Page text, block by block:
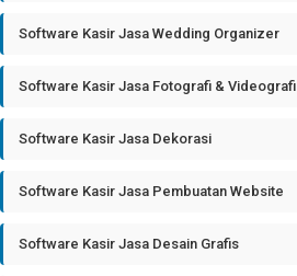
Software Kasir Jasa Wedding Organizer
Software Kasir Jasa Fotografi & Videografi
Software Kasir Jasa Dekorasi
Software Kasir Jasa Pembuatan Website
Software Kasir Jasa Desain Grafis